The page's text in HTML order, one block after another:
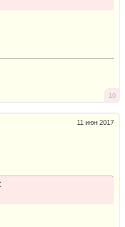
10
11 июн 2017